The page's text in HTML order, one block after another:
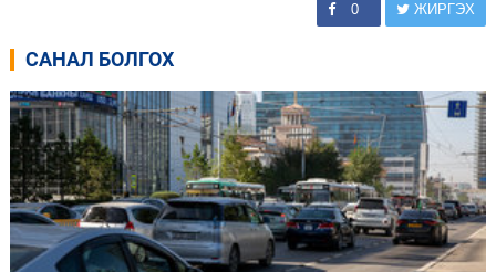
0 ЖИРГЭХ
САНАЛ БОЛГОХ